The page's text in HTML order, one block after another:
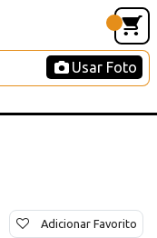
Usar Foto
Adicionar Favorito